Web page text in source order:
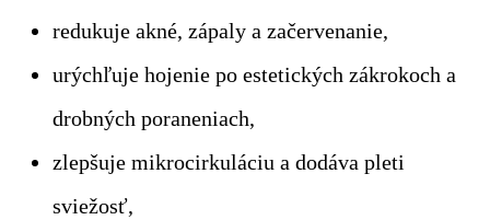
redukuje akné, zápaly a začervenanie,
urýchľuje hojenie po estetických zákrokoch a
drobných poraneniach,
zlepšuje mikrocirkuláciu a dodáva pleti
sviežosť,